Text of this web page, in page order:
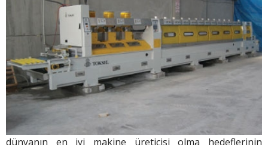
dünyanın en iyi makine üreticisi olma hedeflerinin